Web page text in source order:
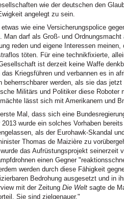
wie der deutschen den
angelegt zu sein.
wie eine Versicherungspolice
Man darf als Groß- und Ordnungsmacht
reden und eigene Interessen
töten. Für eine technikfixierte,
ist derzeit keine Waffe
das Kriegsführen und verbannen es in
beherrschbarer werden, als sie das
Militärs und Politiker diese Roboter
lässt sich mit Amerikanern und
Mal, dass sich eine
wurde ein solches Vorhaben
als der Eurohawk-Skandal
Thomas de Maizière zu
das Aufrüstungsprojekt seinerzeit
einen Gegner
werden durch diese Fähigkeit
Bedrohung ausgesetzt und in
mit der Zeitung Die Welt sagte de
Sie sind zielgenauer."